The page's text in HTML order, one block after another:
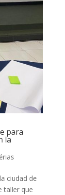
para
la
ciudad de
taller que